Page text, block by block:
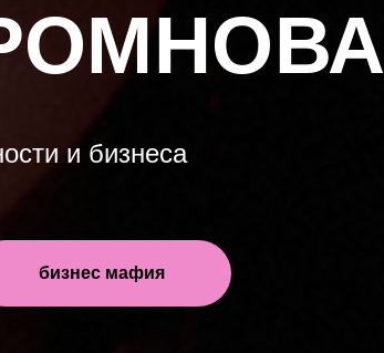
и бизнеса
бизнес мафия